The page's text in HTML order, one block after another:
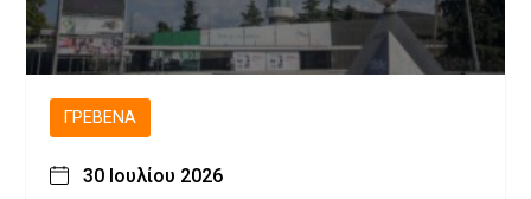
ΓΡΕΒΕΝΆ
30 Ιουλίου 2026